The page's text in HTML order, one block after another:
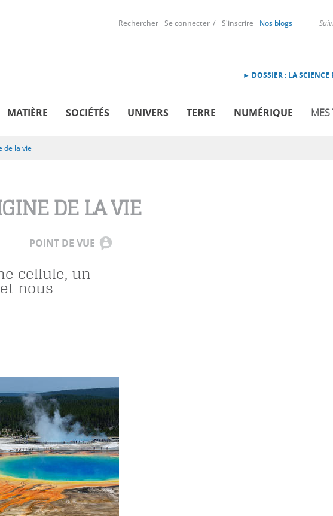
Rechercher Se connecter S'inscrire Nos blogs
► DOSSIER : LA SCIENCE
MATIÈRE SOCIÉTÉS UNIVERS TERRE NUMÉRIQUE MES
de la vie
DE LA VIE
POINT DE VUE
cellule, un
nous